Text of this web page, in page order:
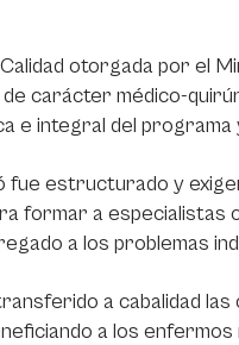
otorgada por el
carácter médico-
e integral del
fue estructurado y
formar a especialistas
a los problemas
a cabalidad
a los